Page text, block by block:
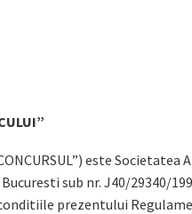
este Societatea
sub nr. J40/29340/
prezentului